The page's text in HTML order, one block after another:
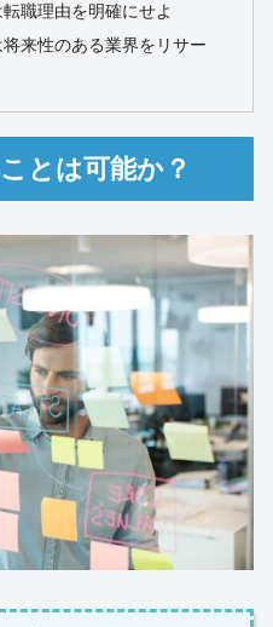
職理由を明確にせよ
来性のある業界をリサー
とは可能か？